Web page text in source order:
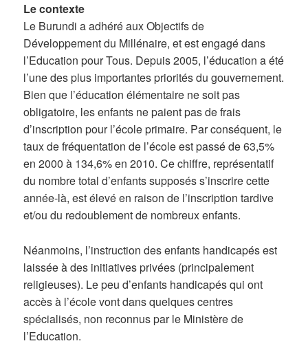
Le contexte
Le Burundi a adhéré aux Objectifs de
Développement du Millénaire, et est engagé dans
l’Education pour Tous. Depuis 2005, l’éducation a été
l’une des plus importantes priorités du gouvernement.
Bien que l’éducation élémentaire ne soit pas
obligatoire, les enfants ne paient pas de frais
d’inscription pour l’école primaire. Par conséquent, le
taux de fréquentation de l’école est passé de 63,5%
en 2000 à 134,6% en 2010. Ce chiffre, représentatif
du nombre total d’enfants supposés s’inscrire cette
année-là, est élevé en raison de l’inscription tardive
et/ou du redoublement de nombreux enfants.
Néanmoins, l’instruction des enfants handicapés est
laissée à des initiatives privées (principalement
religieuses). Le peu d’enfants handicapés qui ont
accès à l’école vont dans quelques centres
spécialisés, non reconnus par le Ministère de
l’Education.